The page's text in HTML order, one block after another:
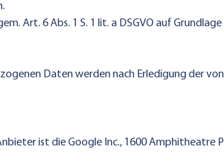
Art. 6 Abs. 1 S. 1 lit. a DSGVO auf
Daten werden nach Erledigung der
ist die Google Inc., 1600 Amphitheatre